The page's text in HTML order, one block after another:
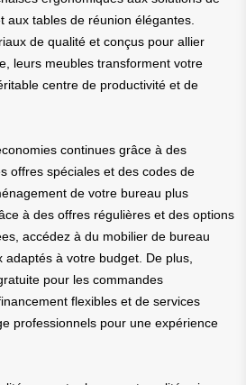
aux tables de réunion élégantes.
de qualité et conçus pour allier
leurs meubles transforment votre
centre de productivité et de
continues grâce à des
offres spéciales et des codes de
de votre bureau plus
à des offres régulières et des options
accédez à du mobilier de bureau
à votre budget. De plus,
pour les commandes
flexibles et de services
professionnels pour une expérience